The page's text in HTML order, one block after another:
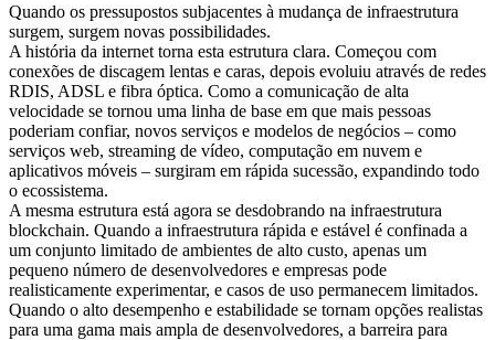
Quando os pressupostos subjacentes à mudança de infraestrutura
surgem, surgem novas possibilidades.
A história da internet torna esta estrutura clara. Começou com
conexões de discagem lentas e caras, depois evoluiu através de redes
RDIS, ADSL e fibra óptica. Como a comunicação de alta
velocidade se tornou uma linha de base em que mais pessoas
poderiam confiar, novos serviços e modelos de negócios – como
serviços web, streaming de vídeo, computação em nuvem e
aplicativos móveis – surgiram em rápida sucessão, expandindo todo
o ecossistema.
A mesma estrutura está agora se desdobrando na infraestrutura
blockchain. Quando a infraestrutura rápida e estável é confinada a
um conjunto limitado de ambientes de alto custo, apenas um
pequeno número de desenvolvedores e empresas pode
realisticamente experimentar, e casos de uso permanecem limitados.
Quando o alto desempenho e estabilidade se tornam opções realistas
para uma gama mais ampla de desenvolvedores, a barreira para